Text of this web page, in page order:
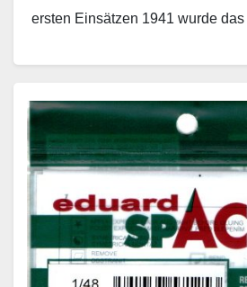
ersten Einsätzen 1941 wurde